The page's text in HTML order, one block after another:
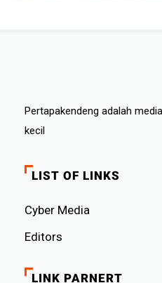
Pertapakendeng adalah
kecil
LIST OF LINKS
Cyber ​​Media
Editors
LINK PARNERT